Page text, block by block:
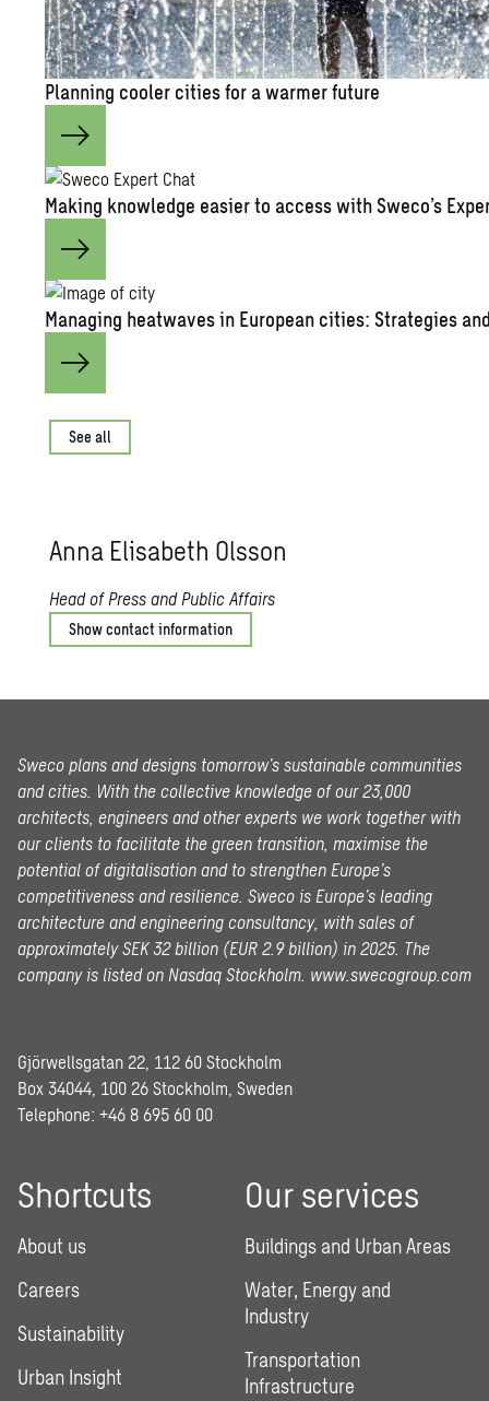
Plan­ning cooler cities for a warmer fu­ture
Mak­ing knowl­edge eas­ier to ac­cess with Sweco’s
Man­ag­ing heat­waves in Eu­ro­pean cities: Strate­gies
See all
Anna Elis­a­beth Ols­son
Head of Press and Public Affairs
Show contact information
Sweco plans and designs tomorrow’s sustainable communities
and cities. With the collective knowledge of our 23,000
architects, engineers and other experts we work together with
our clients to facilitate the green transition, maximise the
potential of digitalisation and to strengthen Europe’s
competitiveness and resilience. Sweco is Europe’s leading
architecture and engineering consultancy, with sales of
approximately SEK 32 billion (EUR 2.9 billion) in 2025. The
company is listed on Nasdaq Stockholm. www.swecogroup.com
Gjörwellsgatan 22, 112 60 Stockholm
Box 34044, 100 26 Stockholm, Sweden
Telephone: +46 8 695 60 00
Shortcuts
About us
Careers
Sustainability
Urban Insight
Our services
Buildings and Urban Areas
Water, Energy and
Industry
Transportation
Infrastructure